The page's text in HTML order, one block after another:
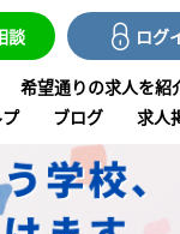
談 ログ
希望通りの求人を紹
ブログ 求人